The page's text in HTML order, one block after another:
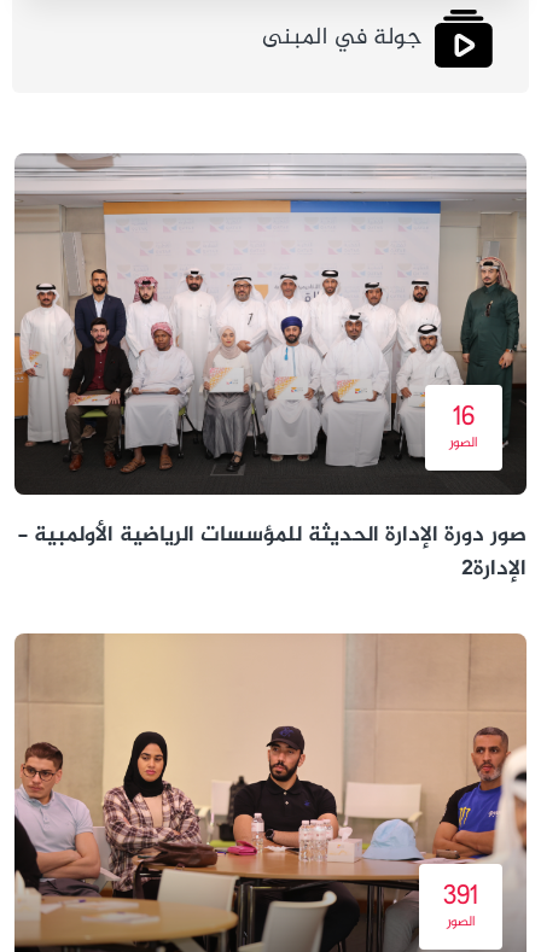
جولة في المبنى
16
الصور
صور دورة الإدارة الحديثة للمؤسسات الرياضية الأولمبية -
الإدارة2
391
الصور